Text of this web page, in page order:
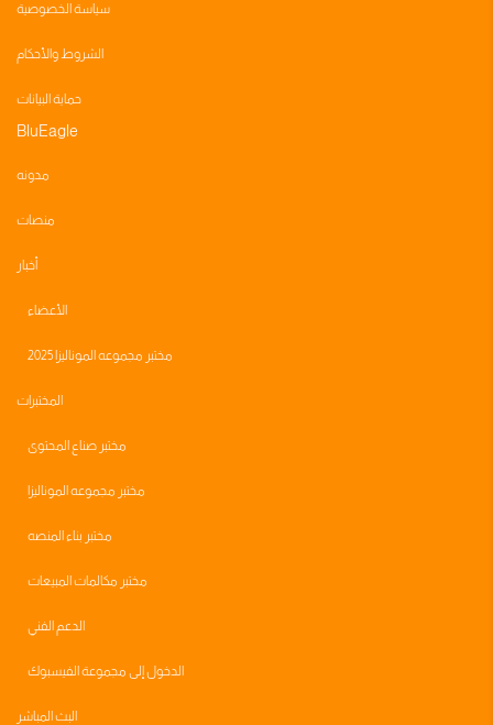
سياسة الخصوصية
الشروط والأحكام
حماية البيانات
BluEagle
مدونه
منصات
أخبار
الأعضاء
مختبر مجموعه الموناليزا 2025
المختبرات
مختبر صناع المحتوى
مختبر مجموعه الموناليزا
مختبر بناء المنصه
مختبر مكالمات المبيعات
الدعم الفني
الدخول إلى مجموعة الفيسبوك
البث المباشر